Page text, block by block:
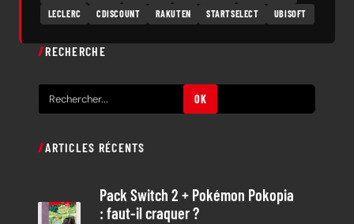
LECLERC
CDISCOUNT RAKUTEN STARTSELECT UBISOFT
RECHERCHE
e
h
OK
ARTICLES RÉCENTS
Pack Switch 2 + Pokémon Pokopia
: faut-il craquer ?